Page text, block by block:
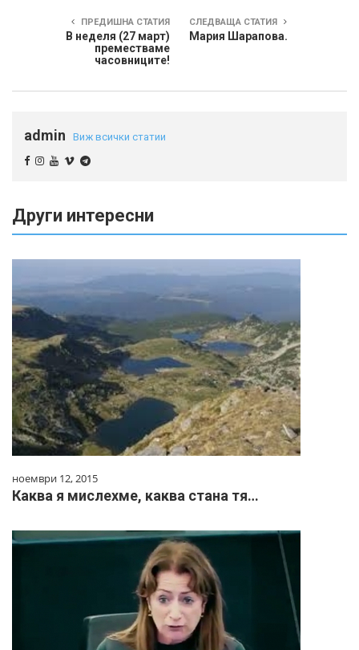
ПРЕДИШНА СТАТИЯ
В неделя (27 март)
преместваме
часовниците!
СЛЕДВАЩА СТАТИЯ
Мария Шарапова.
admin Виж всички статии
Други интересни
ноември 12, 2015
Каква я мислехме, каква стана тя…